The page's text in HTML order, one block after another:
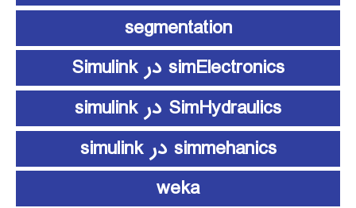
segmentation
simElectronics در Simulink
SimHydraulics در simulink
simmehanics در simulink
weka